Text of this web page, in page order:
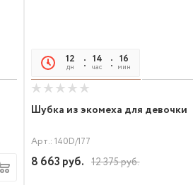
12
дн
14
час
16
мин
Шубка из экомеха для девочки
Арт.: 140D/177
8 663 руб. 12 375руб.